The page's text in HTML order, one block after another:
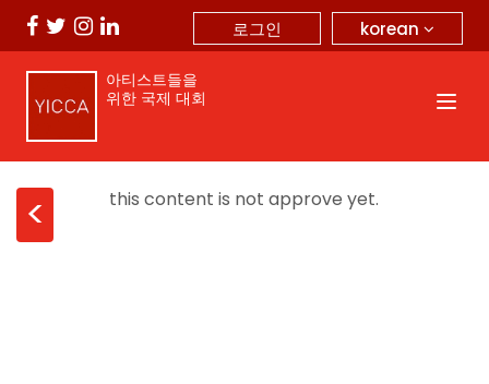
korean
로그인
아티스트들을
위한 국제 대회
< this content is not approve yet.